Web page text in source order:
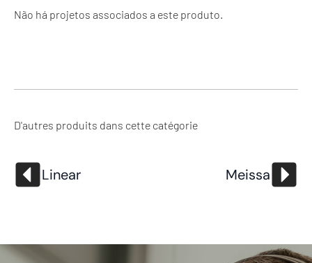
Não há projetos associados a este produto.
D'autres produits dans cette catégorie
Linear Meissa